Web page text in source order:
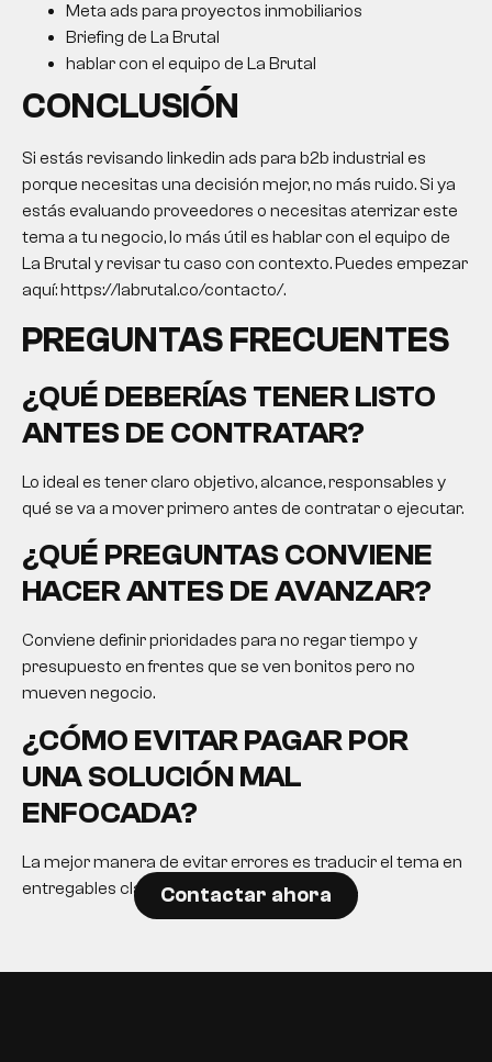
Meta ads para proyectos inmobiliarios
Briefing de La Brutal
hablar con el equipo de La Brutal
CONCLUSIÓN
Si estás revisando linkedin ads para b2b industrial es
porque necesitas una decisión mejor, no más ruido. Si ya
estás evaluando proveedores o necesitas aterrizar este
tema a tu negocio, lo más útil es hablar con el equipo de
La Brutal y revisar tu caso con contexto. Puedes empezar
aquí: https://labrutal.co/contacto/.
PREGUNTAS FRECUENTES
¿QUÉ DEBERÍAS TENER LISTO
ANTES DE CONTRATAR?
Lo ideal es tener claro objetivo, alcance, responsables y
qué se va a mover primero antes de contratar o ejecutar.
¿QUÉ PREGUNTAS CONVIENE
HACER ANTES DE AVANZAR?
Conviene definir prioridades para no regar tiempo y
presupuesto en frentes que se ven bonitos pero no
mueven negocio.
¿CÓMO EVITAR PAGAR POR
UNA SOLUCIÓN MAL
ENFOCADA?
La mejor manera de evitar errores es traducir el tema en
entregables claros y expectativas realistas.
Contactar ahora